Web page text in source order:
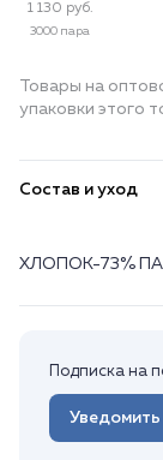
1 130 руб.
3000 пара
Товары на
упаковки этого
Состав и уход
ХЛОПОК-73%
Подписка на
Уведомить